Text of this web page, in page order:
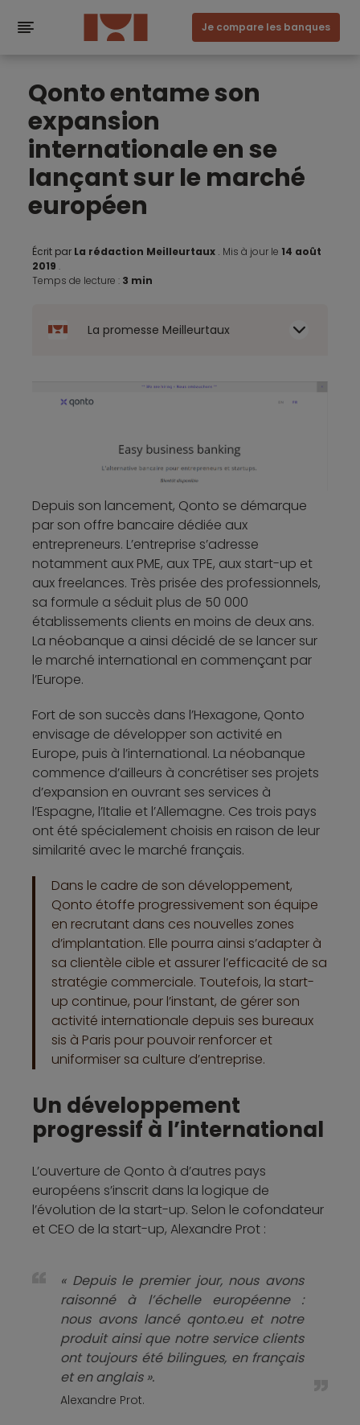
Je compare les banques
Qonto entame son
expansion
internationale en se
lançant sur le marché
européen
Écrit par La rédaction Meilleurtaux . Mis à jour le 14 août
2019 .
Temps de lecture : 3 min
La promesse Meilleurtaux
Depuis son lancement, Qonto se démarque
par son offre bancaire dédiée aux
entrepreneurs. L’entreprise s’adresse
notamment aux PME, aux TPE, aux start-up et
aux freelances. Très prisée des professionnels,
sa formule a séduit plus de 50 000
établissements clients en moins de deux ans.
La néobanque a ainsi décidé de se lancer sur
le marché international en commençant par
l’Europe.
Fort de son succès dans l’Hexagone, Qonto
envisage de développer son activité en
Europe, puis à l’international. La néobanque
commence d’ailleurs à concrétiser ses projets
d’expansion en ouvrant ses services à
l’Espagne, l’Italie et l’Allemagne. Ces trois pays
ont été spécialement choisis en raison de leur
similarité avec le marché français.
Dans le cadre de son développement,
Qonto étoffe progressivement son équipe
en recrutant dans ces nouvelles zones
d’implantation. Elle pourra ainsi s’adapter à
sa clientèle cible et assurer l’efficacité de sa
stratégie commerciale. Toutefois, la start-
up continue, pour l’instant, de gérer son
activité internationale depuis ses bureaux
sis à Paris pour pouvoir renforcer et
uniformiser sa culture d’entreprise.
Un développement
progressif à l’international
L’ouverture de Qonto à d’autres pays
européens s’inscrit dans la logique de
l’évolution de la start-up. Selon le cofondateur
et CEO de la start-up, Alexandre Prot :
« Depuis le premier jour, nous avons
raisonné à l’échelle européenne :
nous avons lancé qonto.eu et notre
produit ainsi que notre service clients
ont toujours été bilingues, en français
et en anglais ».
Alexandre Prot.